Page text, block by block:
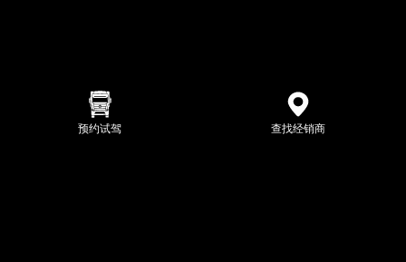
预约试驾 查找经销商